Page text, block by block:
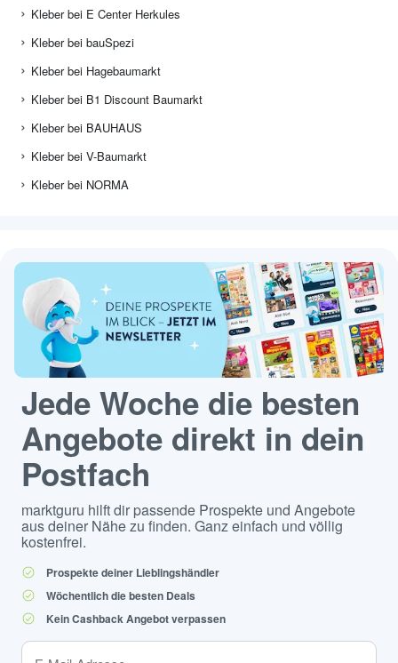
Kleber bei E Center Herkules
Kleber bei bauSpezi
Kleber bei Hagebaumarkt
Kleber bei B1 Discount Baumarkt
Kleber bei BAUHAUS
Kleber bei V-Baumarkt
Kleber bei NORMA
Jede Woche die besten
Angebote direkt in dein
Postfach
marktguru hilft dir passende Prospekte und Angebote
aus deiner Nähe zu finden. Ganz einfach und völlig
kostenfrei.
Prospekte deiner Lieblingshändler
Wöchentlich die besten Deals
Kein Cashback Angebot verpassen